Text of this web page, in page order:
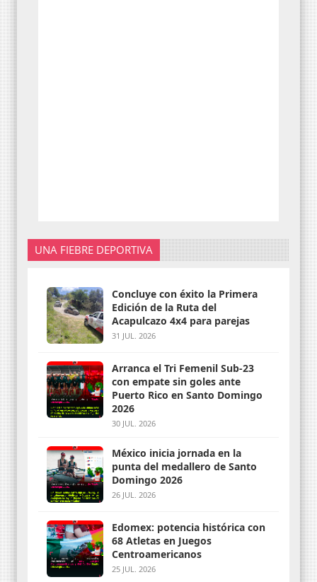
UNA FIEBRE DEPORTIVA
Concluye con éxito la Primera
Edición de la Ruta del
Acapulcazo 4x4 para parejas
31 JUL. 2026
Arranca el Tri Femenil Sub-23
con empate sin goles ante
Puerto Rico en Santo Domingo
2026
30 JUL. 2026
México inicia jornada en la
punta del medallero de Santo
Domingo 2026
26 JUL. 2026
Edomex: potencia histórica con
68 Atletas en Juegos
Centroamericanos
25 JUL. 2026